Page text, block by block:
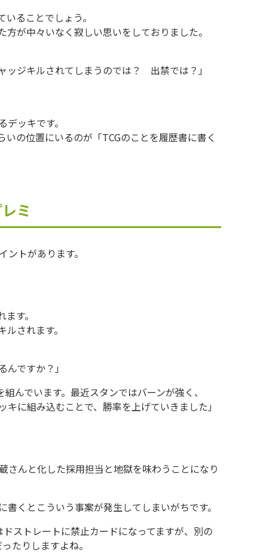
ることでしょう。
が中々いなく寂しい思いをしておりました。
ッジキルされてしまうのでは？ 出禁では？」
ッキです。
の位置にいるのが「TCGのことを履歴書に書く
ミ
トがあります。
す。
されます。
ですか？」
んでいます。最近スタンではバーンが強く、
に組み込むことで、勝率を上げていきました」
んと化した採用担当と地獄を味わうことになり
くとこういう事案が発生してしまいがちです。
ストレートに禁止カードになってますが、別の
たりしますよね。